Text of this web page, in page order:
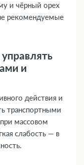
и чёрный орех
рекомендуемые
и
действия и
транспортными
массовом
слабость — в